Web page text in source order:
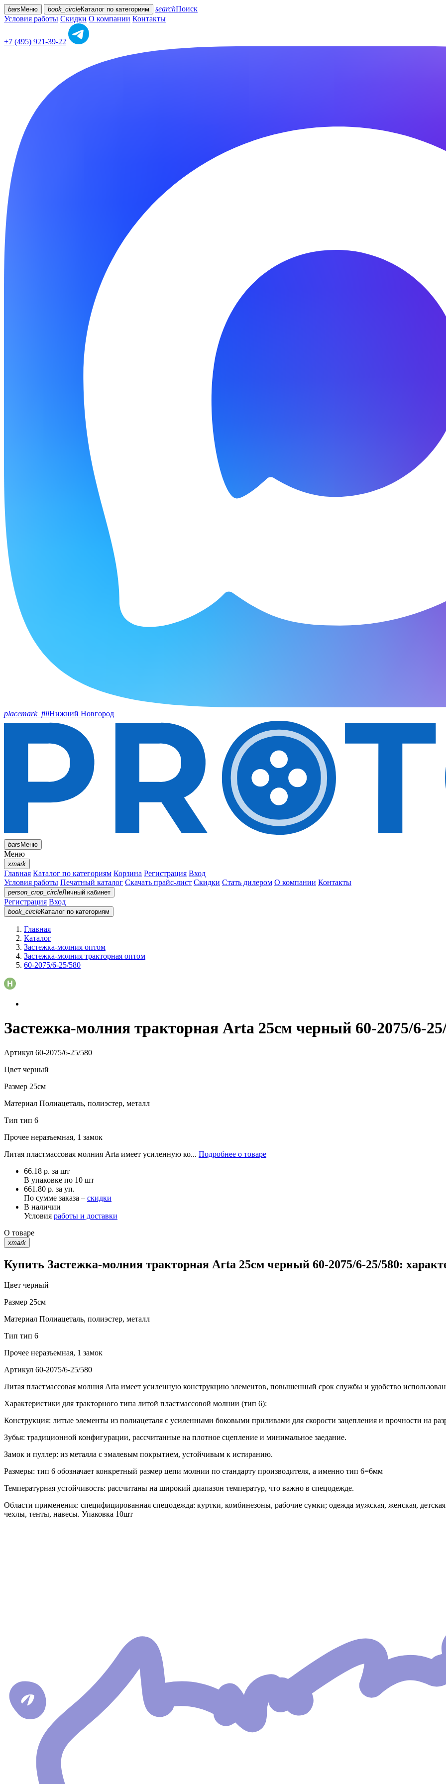
bars Меню book_circleКаталог по категориям searchПоиск
Условия работы Скидки О компании Контакты
+7 (495) 921-39-22
placemark_fillНижний Новгород
barsМеню
Меню
xmark
Главная Каталог по категориям Корзина Регистрация Вход
Условия работы Печатный каталог Скачать прайс-лист Скидки Стать дилером О компании Контакты
person_crop_circleЛичный кабинет
Регистрация Вход
book_circleКаталог по категориям
Главная
Каталог
Застежка-молния оптом
Застежка-молния тракторная оптом
60-2075/6-25/580
Застежка-молния тракторная Arta 25см черный 60-2075/6-
Артикул 60-2075/6-25/580
Цвет черный
Размер 25см
Материал Полиацеталь, полиэстер, металл
Тип тип 6
Прочее неразъемная, 1 замок
Литая пластмассовая молния Arta имеет усиленную ко... Подробнее о товаре
66.18 р. за шт
В упаковке по 10 шт
661.80 р. за уп.
По сумме заказа – скидки
В наличии
Условия работы и доставки
О товаре
xmark
Купить Застежка-молния тракторная Arta 25см черный 60-2075/6-25/580:
Цвет черный
Размер 25см
Материал Полиацеталь, полиэстер, металл
Тип тип 6
Прочее неразъемная, 1 замок
Артикул 60-2075/6-25/580
Литая пластмассовая молния Arta имеет усиленную конструкцию элементов, повышенный срок службы и удобство
Характеристики для тракторного типа литой пластмассовой молнии (тип 6):
Конструкция: литые элементы из полиацеталя с усиленными боковыми приливами для скорости зацепления и прочности на
Зубья: традиционной конфигурации, рассчитанные на плотное сцепление и минимальное заедание.
Замок и пуллер: из металла с эмалевым покрытием, устойчивым к истиранию.
Размеры: тип 6 обозначает конкретный размер цепи молнии по стандарту производителя, а именно тип 6=6мм
Температурная устойчивость: рассчитаны на широкий диапазон температур, что важно в спецодежде.
Области применения: специфицированная спецодежда: куртки, комбинезоны, рабочие сумки; одежда мужская, женская,
чехлы, тенты, навесы. Упаковка 10шт